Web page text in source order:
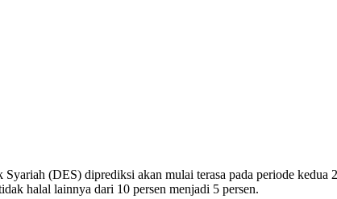
Syariah (DES) diprediksi akan mulai terasa pada periode
halal lainnya dari 10 persen menjadi 5 persen.